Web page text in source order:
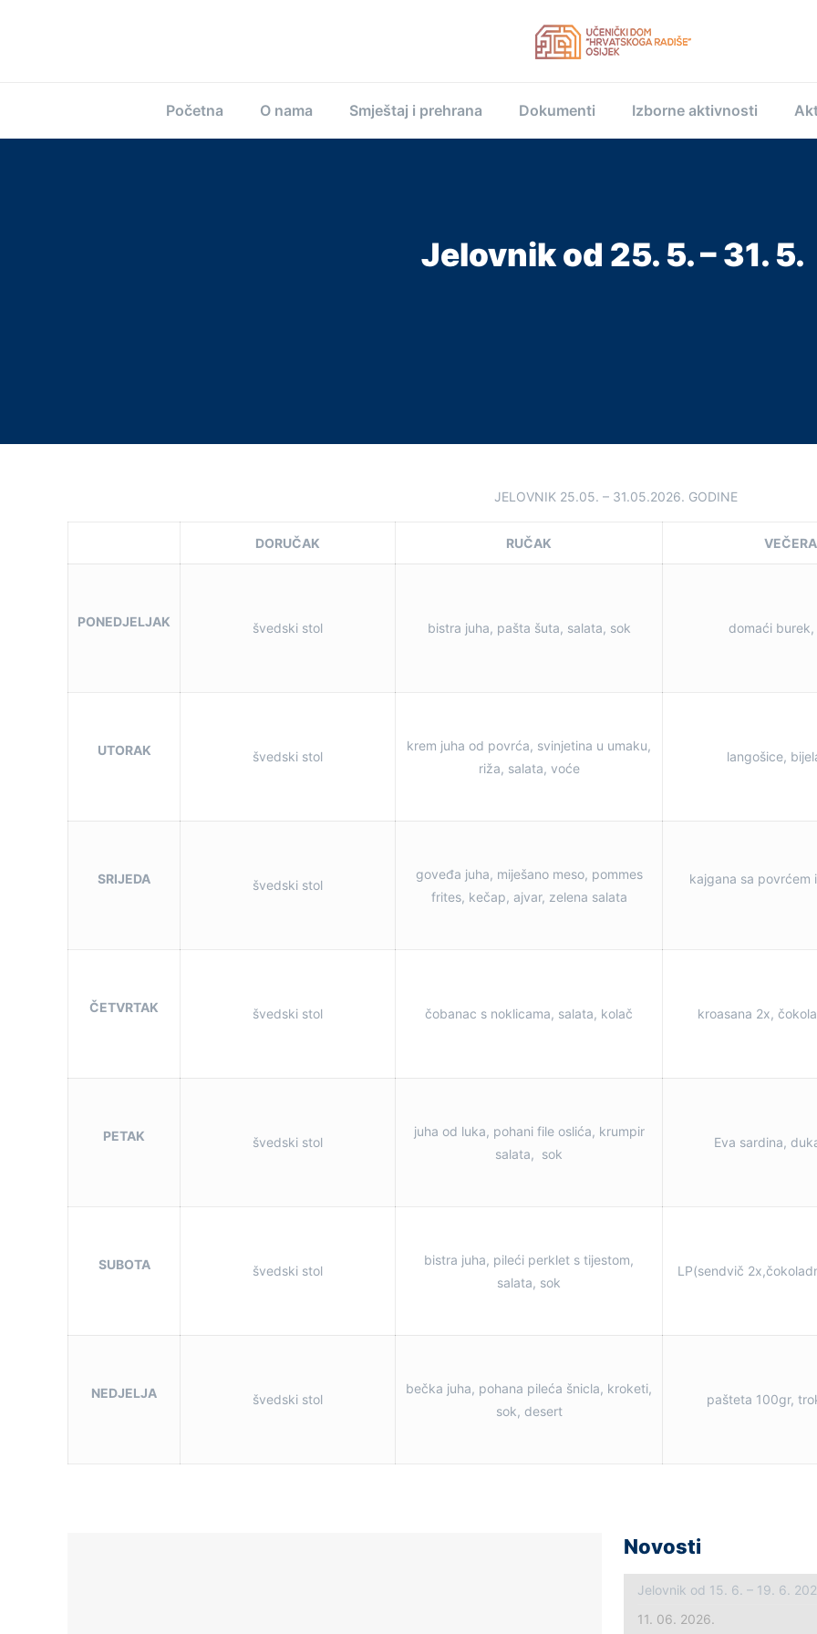
Početna O nama Smještaj i prehrana Dokumenti Izborne aktivnosti
Jelovnik od 25. 5. – 31. 5.
JELOVNIK 25.05. – 31.05.2026. GODINE
DORUČAK RUČAK VEČERA
PONEDJELJAK švedski stol bistra juha, pašta šuta, salata, sok domaći
UTORAK švedski stol
krem juha od povrća, svinjetina u umaku,
riža, salata, voće
langošice,
SRIJEDA švedski stol
goveđa juha, miješano meso, pommes
frites, kečap, ajvar, zelena salata
kajgana sa povrćem
ČETVRTAK švedski stol čobanac s noklicama, salata, kolač kroasana 2x,
PETAK švedski stol
juha od luka, pohani file oslića, krumpir
salata, sok
Eva sardina,
SUBOTA švedski stol
bistra juha, pileći perklet s tijestom,
salata, sok
LP(sendvič
NEDJELJA švedski stol
bečka juha, pohana pileća šnicla, kroketi,
sok, desert
pašteta 100gr,
Novosti
Jelovnik od 15. 6. – 19. 6.
11. 06. 2026.